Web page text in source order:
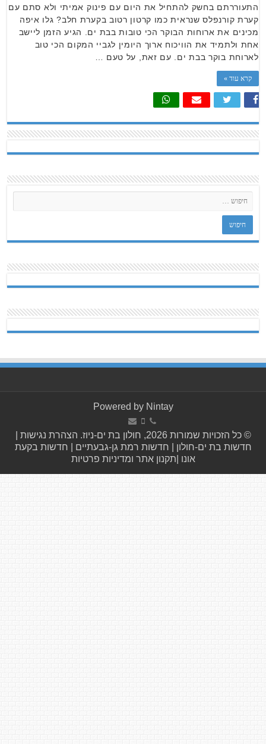
התעוררתם בחשק להתחיל את היום עם פינוק אמיתי ולא סתם עם
קערת קורנפלס שנראית כמו קרטון רטוב בקערת חלב? גלו איפה
מכינים את ארוחות הבוקר הכי טובות בבת ים. הגיע הזמן ליישב
אחת ולתמיד את הוויכוח ארוך היומין לגביי המקום הכי טוב
לארוחת בוקר בבת ים. עם זאת, על טעם …
קרא עוד »
Powered by Nintay
© כל הזכויות שמורות 2026, חולון בת ים-ניוז. הצהרת נגישות
חדשות בת ים-חולון
חדשות רמת גן-גבעתיים
חדשות בקעת
אונו תקנון אתר ומדיניות פרטיות